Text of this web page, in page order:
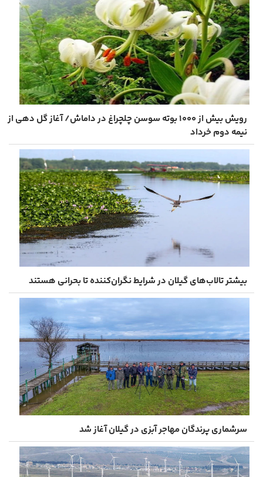
رویش بیش از ۱۰۰۰ بوته سوسن چلچراغ در داماش/ آغاز گل دهی از
نیمه دوم خرداد
بیشتر تالاب‌های گیلان در شرایط نگران‌کننده تا بحرانی هستند
سرشماری پرندگان مهاجر آبزی در گیلان آغاز شد